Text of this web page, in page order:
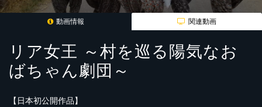
動画情報 関連動画
リア女王 ～村を巡る陽気なお
ばちゃん劇団～
【日本初公開作品】